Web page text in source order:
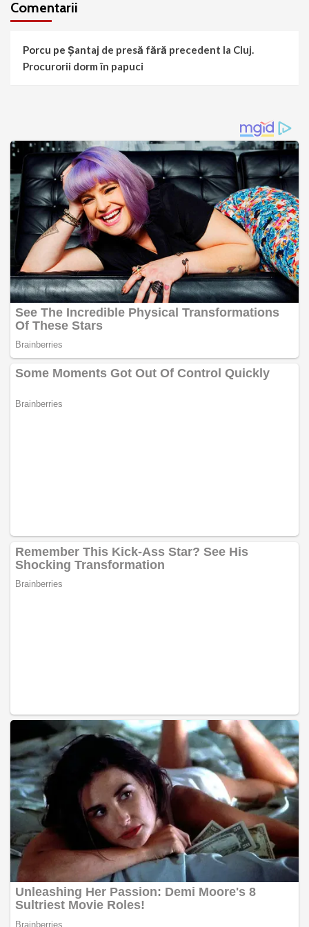
Comentarii
Porcu pe Șantaj de presă fără precedent la Cluj.
Procurorii dorm în papuci